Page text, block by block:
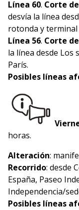
Línea 60. Corte
desvía la línea
rotonda y terminal
Línea 56. Corte
la línea desde Los
París.
Posibles líneas
horas.
Alteración:
Recorrido: desde
España, Paseo
Independencia/
Posibles líneas